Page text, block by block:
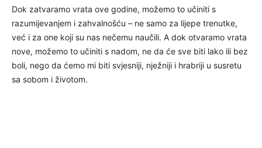
Dok zatvaramo vrata ove godine, možemo to učiniti s
razumijevanjem i zahvalnošću – ne samo za lijepe trenutke,
već i za one koji su nas nečemu naučili. A dok otvaramo vrata
nove, možemo to učiniti s nadom, ne da će sve biti lako ili bez
boli, nego da ćemo mi biti svjesniji, nježniji i hrabriji u susretu
sa sobom i životom.